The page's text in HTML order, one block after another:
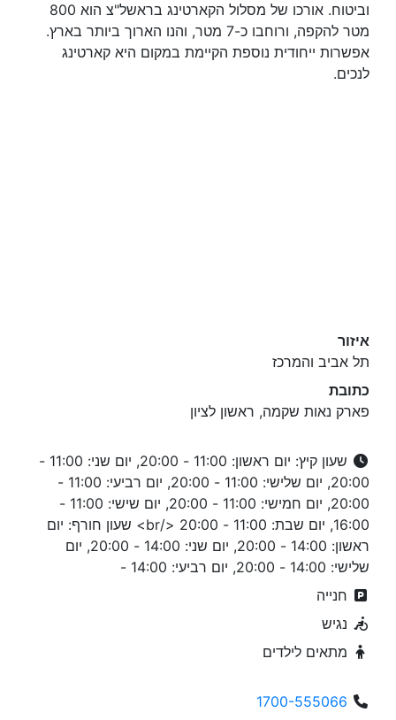
וביטוח. אורכו של מסלול הקארטינג בראשל"צ הוא 800
מטר להקפה, ורוחבו כ-7 מטר, והנו הארוך ביותר בארץ.
אפשרות ייחודית נוספת הקיימת במקום היא קארטינג
לנכים.
איזור
תל אביב והמרכז
כתובת
פארק נאות שקמה, ראשון לציון
שעון קיץ: יום ראשון: 11:00 - 20:00, יום שני: 11:00 -
20:00, יום שלישי: 11:00 - 20:00, יום רביעי: 11:00 -
20:00, יום חמישי: 11:00 - 20:00, יום שישי: 11:00 -
16:00, יום שבת: 11:00 - 20:00 </br> שעון חורף: יום
ראשון: 14:00 - 20:00, יום שני: 14:00 - 20:00, יום
שלישי: 14:00 - 20:00, יום רביעי: 14:00 -
חנייה
נגיש
מתאים לילדים
1700-555066